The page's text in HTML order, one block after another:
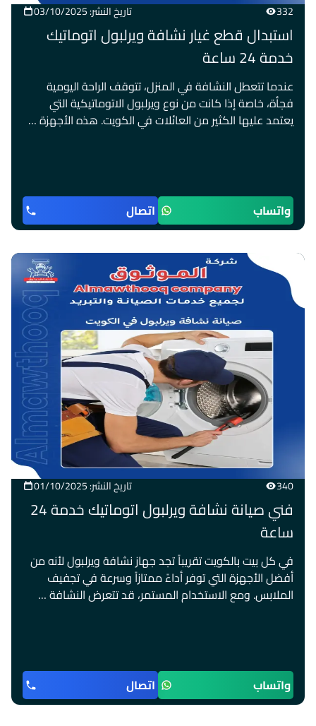
332 تاريخ النشر: 03/10/2025
استبدال قطع غيار نشافة ويرلبول اتوماتيك
خدمة 24 ساعة
عندما تتعطل النشافة في المنزل، تتوقف الراحة اليومية
فجأة، خاصة إذا كانت من نوع ويرلبول الاتوماتيكية التي
يعتمد عليها الكثير من العائلات في الكويت. هذه الأجهزة …
واتساب اتصال
340 تاريخ النشر: 01/10/2025
فني صيانة نشافة ويرلبول اتوماتيك خدمة 24
ساعة
في كل بيت بالكويت تقريباً تجد جهاز نشافة ويرلبول لأنه من
أفضل الأجهزة التي توفر أداءً ممتازاً وسرعة في تجفيف
الملابس. ومع الاستخدام المستمر، قد تتعرض النشافة …
واتساب اتصال